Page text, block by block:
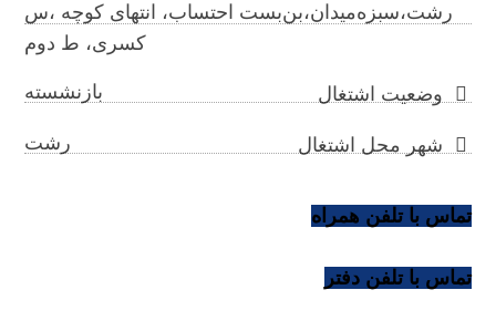
رشت،سبزه‌میدان،بن‌بست احتساب، انتهای کوچه ،س
کسری، ط دوم
وضعیت اشتغال بازنشسته
شهر محل اشتغال رشت
تماس با تلفن همراه
تماس با تلفن دفتر